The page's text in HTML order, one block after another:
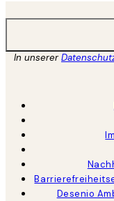
In unserer
Desenio